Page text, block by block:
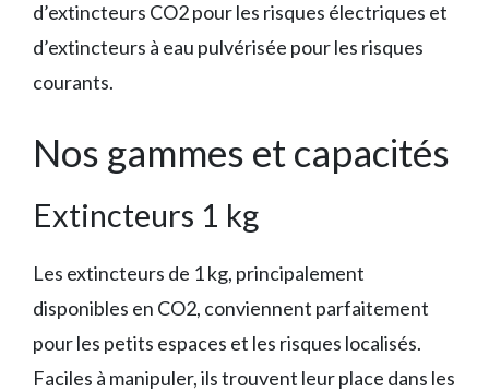
d’extincteurs CO2 pour les risques électriques et
d’extincteurs à eau pulvérisée pour les risques
courants.
Nos gammes et capacités
Extincteurs 1 kg
Les extincteurs de 1 kg, principalement
disponibles en CO2, conviennent parfaitement
pour les petits espaces et les risques localisés.
Faciles à manipuler, ils trouvent leur place dans les